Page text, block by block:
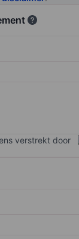
verstrekt door